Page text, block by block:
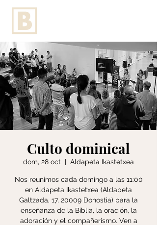
Culto dominical
dom, 28 oct
  |
Aldapeta Ikastetxea
Nos reunimos cada domingo a las 11:00
en Aldapeta Ikastetxea (Aldapeta
Galtzada, 17, 20009 Donostia) para la
enseñanza de la Biblia, la oración, la
adoración y el compañerismo. Ven a